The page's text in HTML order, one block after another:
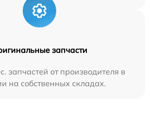
запчасти
запчастей от производителя в
на собственных складах.